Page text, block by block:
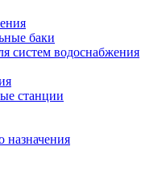
баки
систем водоснабжения
станции
назначения